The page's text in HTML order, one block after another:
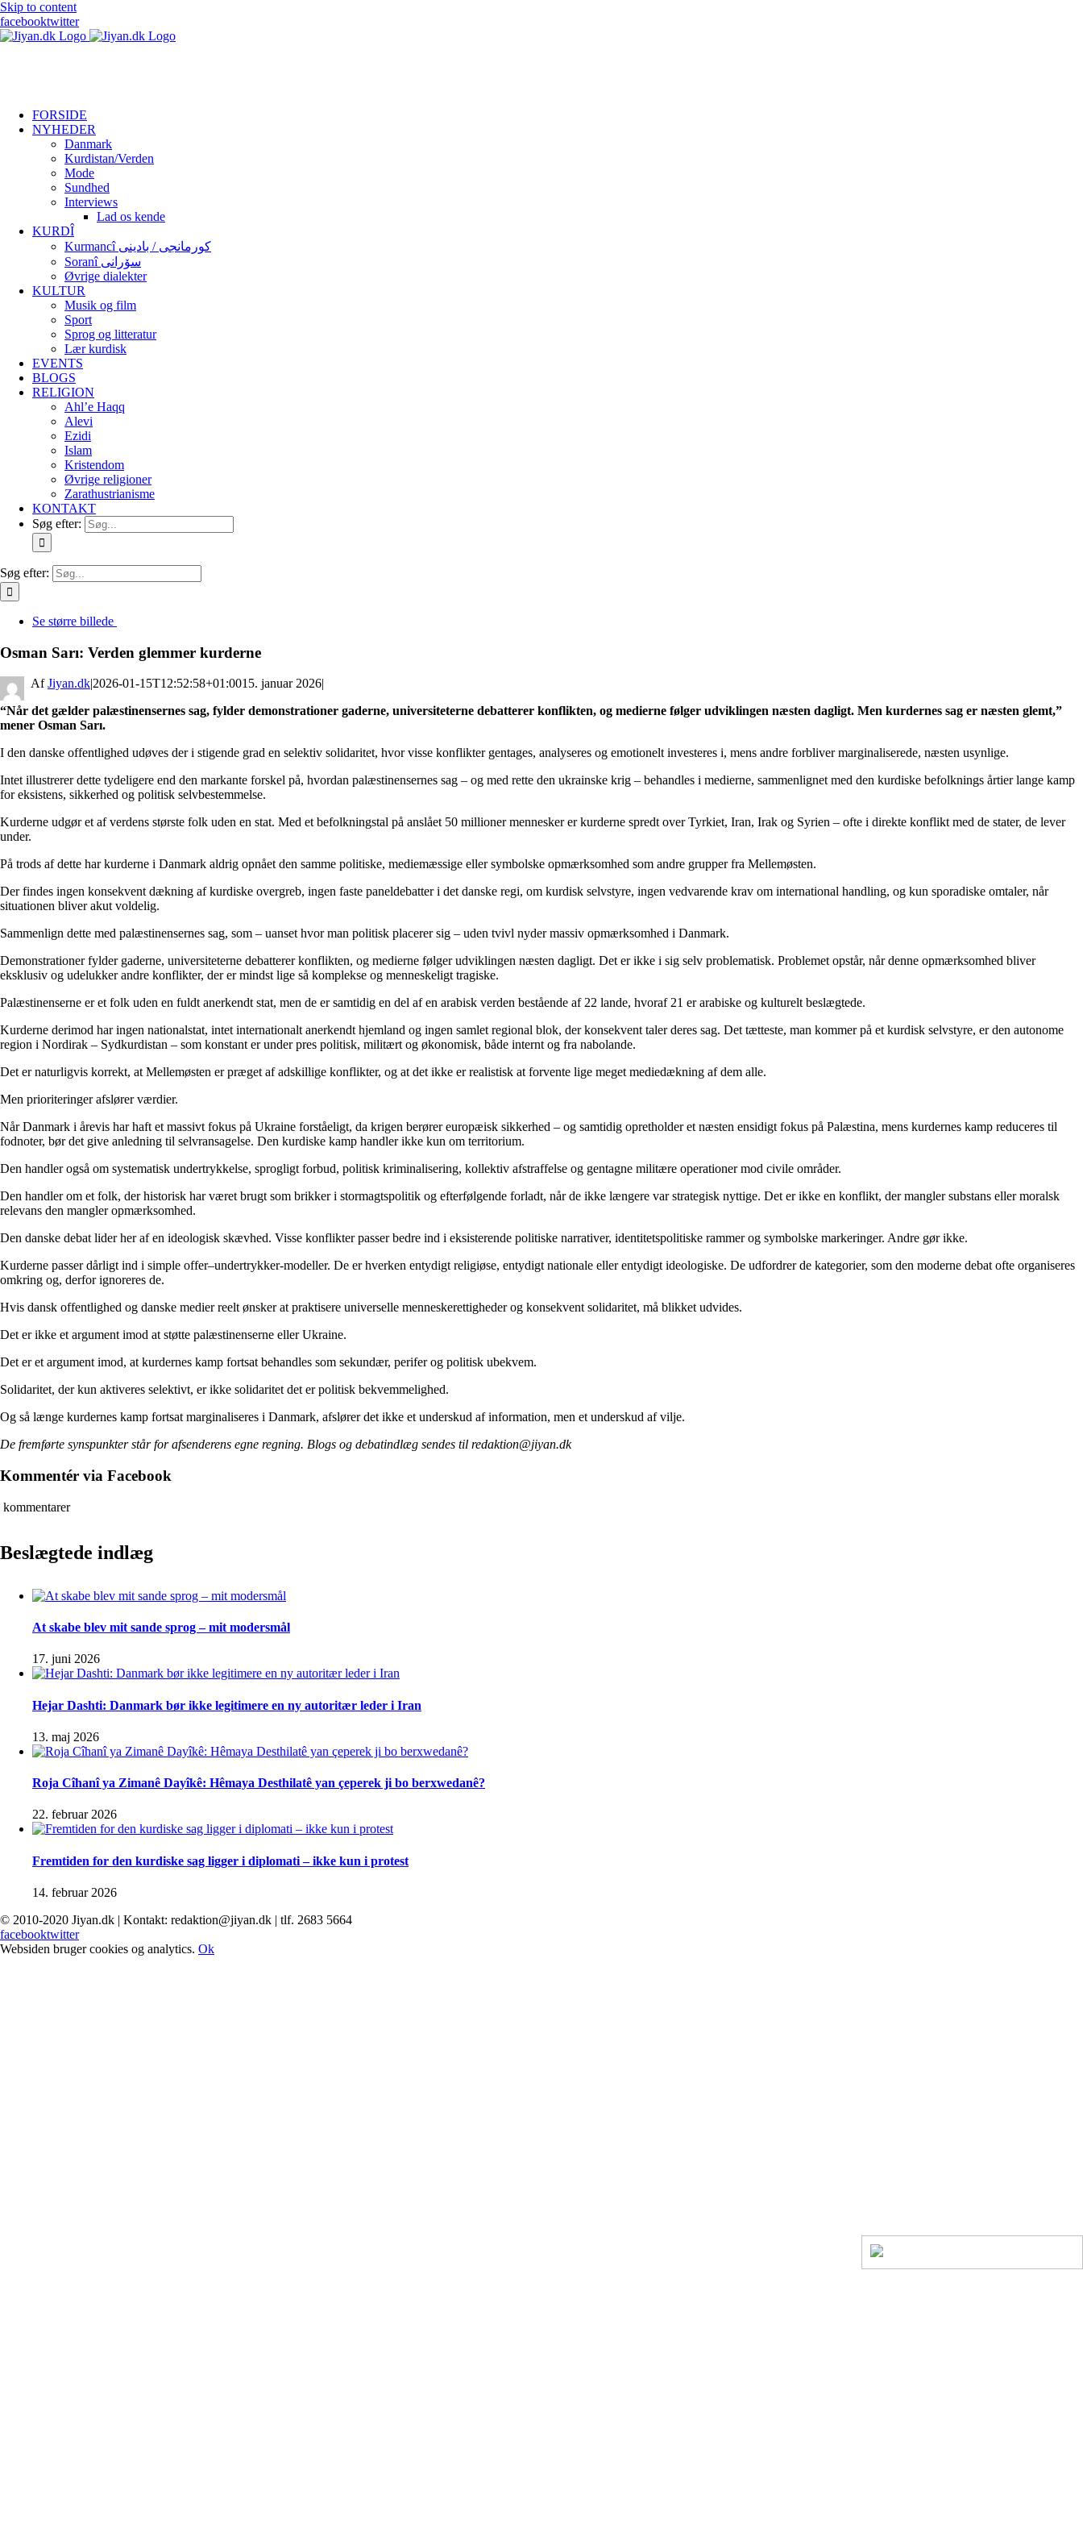
Skip to content
facebooktwitter
FORSIDE
NYHEDER
Danmark
Kurdistan/Verden
Mode
Sundhed
Interviews
Lad os kende
KURDÎ
Kurmancî کورمانجی / بادینی
Soranî سۆرانی
Øvrige dialekter
KULTUR
Musik og film
Sport
Sprog og litteratur
Lær kurdisk
EVENTS
BLOGS
RELIGION
Ahl’e Haqq
Alevi
Ezidi
Islam
Kristendom
Øvrige religioner
Zarathustrianisme
KONTAKT
Søg efter:
Søg efter:
Se større billede
Osman Sarı: Verden glemmer kurderne
By Jiyan.dk|2026-01-15T12:52:58+01:0015. januar 2026|
“Når det gælder palæstinensernes sag, fylder demonstrationer gaderne, universiteterne debatterer konflikten, og medierne følger udviklingen næsten dagligt. Men kurdernes sag er næsten glemt,”
mener Osman Sarı.
I den danske offentlighed udøves der i stigende grad en selektiv solidaritet, hvor visse konflikter gentages, analyseres og emotionelt investeres i, mens andre forbliver marginaliserede, næsten usynlige.
Intet illustrerer dette tydeligere end den markante forskel på, hvordan palæstinensernes sag – og med rette den ukrainske krig – behandles i medierne, sammenlignet med den kurdiske befolknings årtier lange kamp
for eksistens, sikkerhed og politisk selvbestemmelse.
Kurderne udgør et af verdens største folk uden en stat. Med et befolkningstal på anslået 50 millioner mennesker er kurderne spredt over Tyrkiet, Iran, Irak og Syrien – ofte i direkte konflikt med de stater, de lever
under.
På trods af dette har kurderne i Danmark aldrig opnået den samme politiske, mediemæssige eller symbolske opmærksomhed som andre grupper fra Mellemøsten.
Der findes ingen konsekvent dækning af kurdiske overgreb, ingen faste paneldebatter i det danske regi, om kurdisk selvstyre, ingen vedvarende krav om international handling, og kun sporadiske omtaler, når
situationen bliver akut voldelig.
Sammenlign dette med palæstinensernes sag, som – uanset hvor man politisk placerer sig – uden tvivl nyder massiv opmærksomhed i Danmark.
Demonstrationer fylder gaderne, universiteterne debatterer konflikten, og medierne følger udviklingen næsten dagligt. Det er ikke i sig selv problematisk. Problemet opstår, når denne opmærksomhed bliver
eksklusiv og udelukker andre konflikter, der er mindst lige så komplekse og menneskeligt tragiske.
Palæstinenserne er et folk uden en fuldt anerkendt stat, men de er samtidig en del af en arabisk verden bestående af 22 lande, hvoraf 21 er arabiske og kulturelt beslægtede.
Kurderne derimod har ingen nationalstat, intet internationalt anerkendt hjemland og ingen samlet regional blok, der konsekvent taler deres sag. Det tætteste, man kommer på et kurdisk selvstyre, er den autonome
region i Nordirak – Sydkurdistan – som konstant er under pres politisk, militært og økonomisk, både internt og fra nabolande.
Det er naturligvis korrekt, at Mellemøsten er præget af adskillige konflikter, og at det ikke er realistisk at forvente lige meget mediedækning af dem alle.
Men prioriteringer afslører værdier.
Når Danmark i årevis har haft et massivt fokus på Ukraine forståeligt, da krigen berører europæisk sikkerhed – og samtidig opretholder et næsten ensidigt fokus på Palæstina, mens kurdernes kamp reduceres til
fodnoter, bør det give anledning til selvransagelse. Den kurdiske kamp handler ikke kun om territorium.
Den handler også om systematisk undertrykkelse, sprogligt forbud, politisk kriminalisering, kollektiv afstraffelse og gentagne militære operationer mod civile områder.
Den handler om et folk, der historisk har været brugt som brikker i stormagtspolitik og efterfølgende forladt, når de ikke længere var strategisk nyttige. Det er ikke en konflikt, der mangler substans eller moralsk
relevans den mangler opmærksomhed.
Den danske debat lider her af en ideologisk skævhed. Visse konflikter passer bedre ind i eksisterende politiske narrativer, identitetspolitiske rammer og symbolske markeringer. Andre gør ikke.
Kurderne passer dårligt ind i simple offer–undertrykker-modeller. De er hverken entydigt religiøse, entydigt nationale eller entydigt ideologiske. De udfordrer de kategorier, som den moderne debat ofte organiseres
omkring og, derfor ignoreres de.
Hvis dansk offentlighed og danske medier reelt ønsker at praktisere universelle menneskerettigheder og konsekvent solidaritet, må blikket udvides.
Det er ikke et argument imod at støtte palæstinenserne eller Ukraine.
Det er et argument imod, at kurdernes kamp fortsat behandles som sekundær, perifer og politisk ubekvem.
Solidaritet, der kun aktiveres selektivt, er ikke solidaritet det er politisk bekvemmelighed.
Og så længe kurdernes kamp fortsat marginaliseres i Danmark, afslører det ikke et underskud af information, men et underskud af vilje.
De fremførte synspunkter står for afsenderens egne regning. Blogs og debatindlæg sendes til redaktion@jiyan.dk
Kommentér via Facebook
kommentarer
Beslægtede indlæg
At skabe blev mit sande sprog – mit modersmål
17. juni 2026
Hejar Dashti: Danmark bør ikke legitimere en ny autoritær leder i Iran
13. maj 2026
Roja Cîhanî ya Zimanê Dayîkê: Hêmaya Desthilatê yan çeperek ji bo berxwedanê?
22. februar 2026
Fremtiden for den kurdiske sag ligger i diplomati – ikke kun i protest
14. februar 2026
© 2010-2020 Jiyan.dk | Kontakt: redaktion@jiyan.dk | tlf. 2683 5664
facebooktwitter
Websiden bruger cookies og analytics. Ok